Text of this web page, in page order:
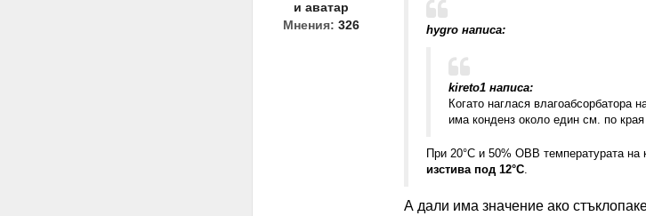
Мнения: 326 hygro написа:
kireto1 написа:
Когато наглася влагоабсорбатора
има конденз около един см. по
При 20°C и 50% ОВВ температурата на
изстива под 12°C.
А дали има значение ако